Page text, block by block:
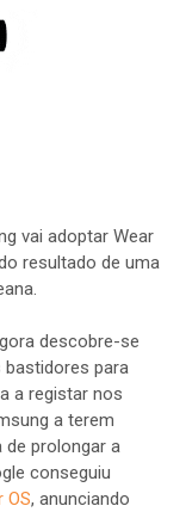
vai adoptar Wear
resultado de uma
descobre-se
bastidores para
a registar nos
a terem
prolongar a
conseguiu
OS, anunciando